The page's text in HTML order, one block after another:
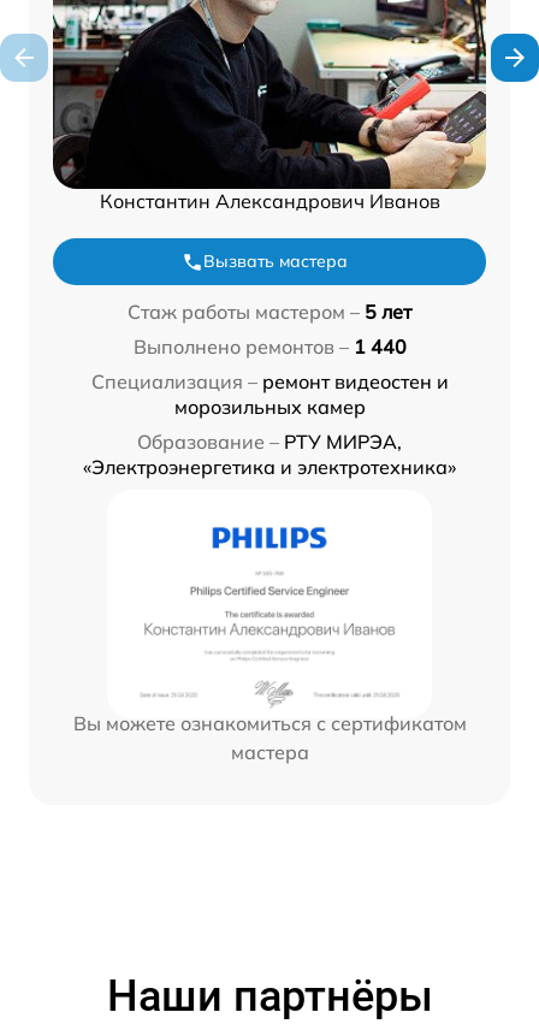
Константин Александрович Иванов
Вызвать мастера
Стаж работы мастером – 5 лет
Выполнено ремонтов – 1 440
Специализация – ремонт видеостен и
морозильных камер
Образование – РТУ МИРЭА,
«Электроэнергетика и электротехника»
Вы можете ознакомиться с сертификатом
мастера
Наши партнёры